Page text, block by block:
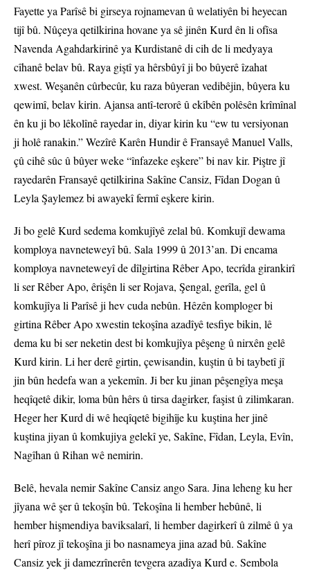
Fayette ya Parîsê bi girseya rojnamevan û welatiyên bi heyecan
tijî bû. Nûçeya qetilkirina hovane ya sê jinên Kurd ên li ofîsa
Navenda Agahdarkirinê ya Kurdistanê di cih de li medyaya
cîhanê belav bû. Raya giştî ya hêrsbûyî ji bo bûyerê îzahat
xwest. Weşanên cûrbecûr, ku raza bûyeran vedibêjin, bûyera ku
qewimî, belav kirin. Ajansa antî-terorê û ekîbên polêsên krîmînal
ên ku ji bo lêkolînê rayedar in, diyar kirin ku “ew tu versiyonan
ji holê ranakin.” Wezîrê Karên Hundir ê Fransayê Manuel Valls,
çû cihê sûc û bûyer weke “înfazeke eşkere” bi nav kir. Piştre jî
rayedarên Fransayê qetilkirina Sakîne Cansiz, Fîdan Dogan û
Leyla Şaylemez bi awayekî fermî eşkere kirin.
Ji bo gelê Kurd sedema komkujîyê zelal bû. Komkujî dewama
komploya navneteweyî bû. Sala 1999 û 2013’an. Di encama
komploya navneteweyî de dîlgirtina Rêber Apo, tecrîda girankirî
li ser Rêber Apo, êrişên li ser Rojava, Şengal, gerîla, gel û
komkujîya li Parîsê ji hev cuda nebûn. Hêzên komploger bi
girtina Rêber Apo xwestin tekoşîna azadîyê tesfiye bikin, lê
dema ku bi ser neketin dest bi komkujîya pêşeng û nirxên gelê
Kurd kirin. Li her derê girtin, çewisandin, kuştin û bi taybetî jî
jin bûn hedefa wan a yekemîn. Ji ber ku jinan pêşengîya meşa
heqîqetê dikir, loma bûn hêrs û tirsa dagirker, faşist û zilimkaran.
Heger her Kurd di wê heqîqetê bigihîje ku kuştina her jinê
kuştina jiyan û komkujiya gelekî ye, Sakîne, Fîdan, Leyla, Evîn,
Nagîhan û Rihan wê nemirin.
Belê, hevala nemir Sakîne Cansiz ango Sara. Jina leheng ku her
jîyana wê şer û tekoşîn bû. Tekoşîna li hember hebûnê, li
hember hişmendiya baviksalarî, li hember dagirkerî û zilmê û ya
herî pîroz jî tekoşîna ji bo nasnameya jina azad bû. Sakîne
Cansiz yek ji damezrînerên tevgera azadîya Kurd e. Sembola